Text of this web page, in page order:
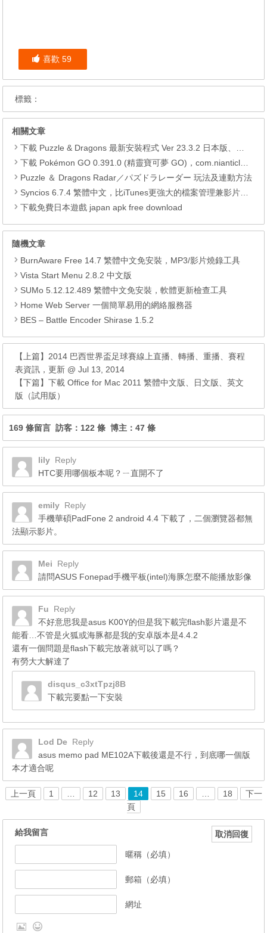
喜歡 59
標籤：
相關文章
下載 Puzzle & Dragons 最新安裝程式 Ver 23.3.2 日本版、港台版… (PAD Radar) (.apk) (.xapk)
下載 Pokémon GO 0.391.0 (精靈寶可夢 GO)，com.nianticlabs.pokemongo (.apk) (.xapk)
Puzzle ＆ Dragons Radar／パズドラレーダー 玩法及連動方法
Syncios 6.7.4 繁體中文，比iTunes更強大的檔案管理兼影片轉檔工具
下載免費日本遊戲 japan apk free download
隨機文章
BurnAware Free 14.7 繁體中文免安裝，MP3/影片燒錄工具
Vista Start Menu 2.8.2 中文版
SUMo 5.12.12.489 繁體中文免安裝，軟體更新檢查工具
Home Web Server 一個簡單易用的網絡服務器
BES – Battle Encoder Shirase 1.5.2
【上篇】 2014 巴西世界盃足球賽線上直播、轉播、重播、賽程
表資訊，更新 @ Jul 13, 2014
【下篇】下載 Office for Mac 2011 繁體中文版、日文版、英文
版（試用版）
169 條留言 訪客：122 條 博主：47 條
lily Reply
HTC要用哪個板本呢？ㄧ直開不了
emily Reply
手機華碩PadFone 2 android 4.4 下載了，二個瀏覽器都無
法顯示影片。
Mei
Reply
請問ASUS Fonepad手機平板(intel)海豚怎麼不能播放影像
Fu
Reply
不好意思我是asus K00Y的但是我下載完flash影片還是不
能看…不管是火狐或海豚都是我的安卓版本是4.4.2
還有一個問題是flash下載完放著就可以了嗎？
有勞大大解達了
disqus_c3xtTpzj8B
下載完要點一下安裝
Lod De Reply
asus memo pad ME102A下載後還是不行，到底哪一個版
本才適合呢
上一頁 1 12 13 14 15 16 18
下一
頁
給我留言 取消回復
暱稱（必填）
郵箱（必填）
網址